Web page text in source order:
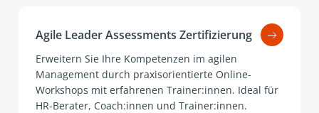
Agile Leader Assessments Zertifizierung
Erweitern Sie Ihre Kompetenzen im agilen
Management durch praxisorientierte Online-
Workshops mit erfahrenen Trainer:innen. Ideal für
HR-Berater, Coach:innen und Trainer:innen.